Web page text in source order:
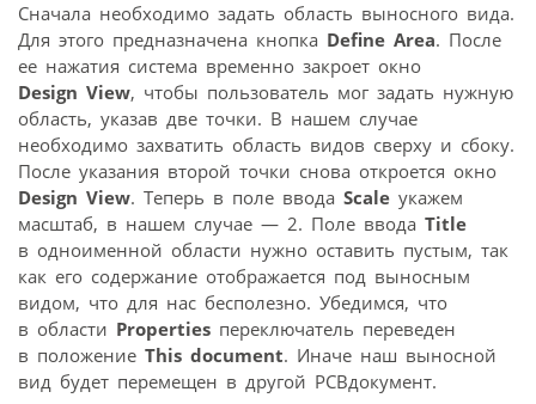
Сначала необходимо задать область выносного вида.
Для этого предназначена кнопка Define Area. После
ее нажатия система временно закроет окно
Design View, чтобы пользователь мог задать нужную
область, указав две точки. В нашем случае
необходимо захватить область видов сверху и сбоку.
После указания второй точки снова откроется окно
Design View. Теперь в поле ввода Scale укажем
масштаб, в нашем случае — 2. Поле ввода Title
в одноименной области нужно оставить пустым, так
как его содержание отображается под выносным
видом, что для нас бесполезно. Убедимся, что
в области Properties переключатель переведен
в положение This document. Иначе наш выносной
вид будет перемещен в другой PCB­документ.